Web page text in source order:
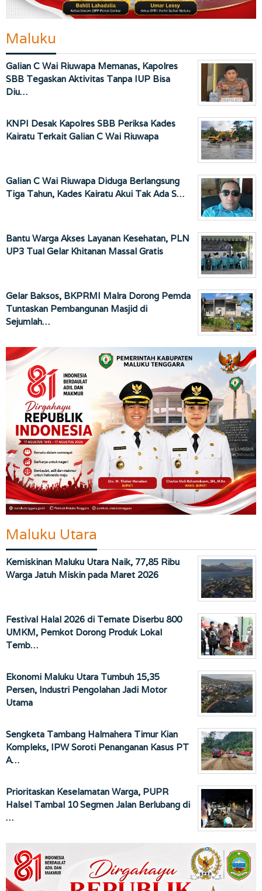
Maluku
Galian C Wai Riuwapa Memanas, Kapolres
SBB Tegaskan Aktivitas Tanpa IUP Bisa
Diu…
KNPI Desak Kapolres SBB Periksa Kades
Kairatu Terkait Galian C Wai Riuwapa
Galian C Wai Riuwapa Diduga Berlangsung
Tiga Tahun, Kades Kairatu Akui Tak Ada S…
Bantu Warga Akses Layanan Kesehatan, PLN
UP3 Tual Gelar Khitanan Massal Gratis
Gelar Baksos, BKPRMI Malra Dorong Pemda
Tuntaskan Pembangunan Masjid di
Sejumlah…
Maluku Utara
Kemiskinan Maluku Utara Naik, 77,85 Ribu
Warga Jatuh Miskin pada Maret 2026
Festival Halal 2026 di Ternate Diserbu 800
UMKM, Pemkot Dorong Produk Lokal
Temb…
Ekonomi Maluku Utara Tumbuh 15,35
Persen, Industri Pengolahan Jadi Motor
Utama
Sengketa Tambang Halmahera Timur Kian
Kompleks, IPW Soroti Penanganan Kasus PT
A…
Prioritaskan Keselamatan Warga, PUPR
Halsel Tambal 10 Segmen Jalan Berlubang di
…